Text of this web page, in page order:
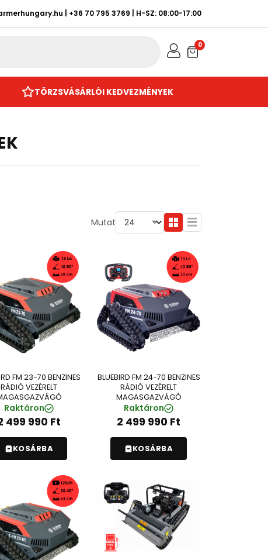
+36 70 795 3769 | H-SZ: 08:00-17:00
0
TÖRZSVÁSÁRLÓI KEDVEZMÉNYEK
Mutat
FM 23-70 BENZINES
RÁDIÓ VEZÉRELT
Raktáron
499 990 Ft
KOSÁRBA
BLUEBIRD FM 24-70 BENZINES
RÁDIÓ VEZÉRELT
MAGASGAZVÁGÓ
Raktáron
2 499 990 Ft
KOSÁRBA